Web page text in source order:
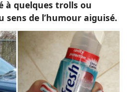
Animaux
Famille
Santé
à quelques trolls ou
sens de l’humour aiguisé.